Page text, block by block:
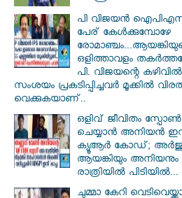
പി വിജയന്‍
പേര് കേൾക്കുമ്പോഴേ
ഒളിത്താവളം
പി. വിജയന്റെ കഴിവില്‍
സംശയം പ്രകടിപ്പിച്ചവര്‍ മൂക്കില്‍
വെക്കുകയാണ്..
ഒളിവ് ജീവിതം
ചെയ്യാൻ അനിയൻ
ക്യൂആർ കോഡ്;
ആയങ്കിയും അനിയനും
രാത്രിയിൽ പിടിയിൽ...
ചുമ്മാ കേറി